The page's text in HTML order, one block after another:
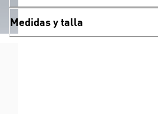
Medidas y talla